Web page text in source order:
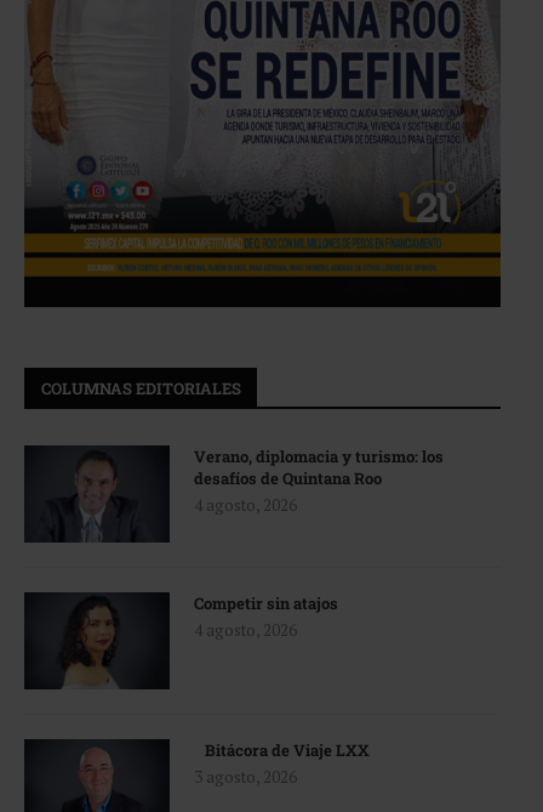
COLUMNAS EDITORIALES
Verano, diplomacia y turismo: los
desafíos de Quintana Roo
4 agosto, 2026
Competir sin atajos
4 agosto, 2026
Bitácora de Viaje LXX
3 agosto, 2026